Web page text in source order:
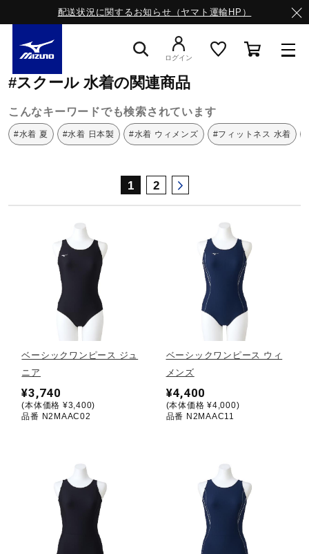
配送状況に関するお知らせ（ヤマト運輸HP）
ライフスタイルウエア
サッカー／フットサル
トレーニング
野球
ゴルフ
バレーボール
ログイン
ミズノ公式オンライン
#スクール 水着の関連商品
こんなキーワードでも検索されています
#水着 夏 #水着 日本製 #水着 ウィメンズ #フィットネス 水着
1 2
ベーシックワンピース ジュ
ニア
¥3,740
(本体価格 ¥3,400)
品番 N2MAAC02
ベーシックワンピース ウィ
メンズ
¥4,400
(本体価格 ¥4,000)
品番 N2MAAC11